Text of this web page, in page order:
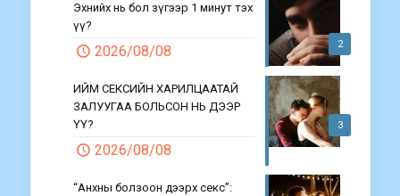
2
Эхнийх нь бол зүгээр 1 минут тэх
үү?
2026/08/08
3
ИЙМ СЕКСИЙН ХАРИЛЦААТАЙ
ЗАЛУУГАА БОЛЬСОН НЬ ДЭЭР
ҮҮ?
2026/08/08
“Анхны болзоон дээрх секс”: